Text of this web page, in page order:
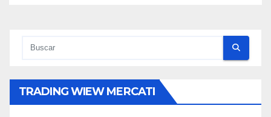
TRADING WIEW MERCATI